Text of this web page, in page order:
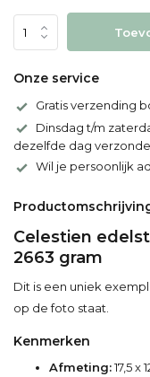
Onze service
Gratis verzending
Dinsdag t/m
dezelfde dag
Wil je persoonlijk
Celestien
2663 gram
Dit is een uniek
op de foto staat.
Kenmerken
Afmeting:17,5 x